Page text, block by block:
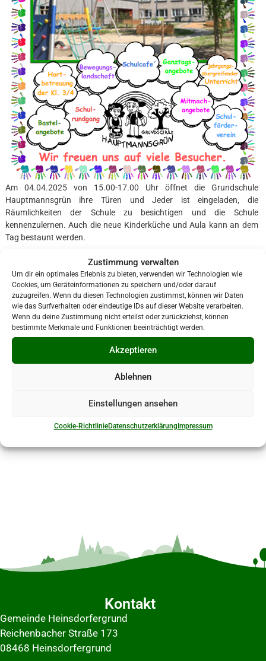
Zustimmung verwalten
Um dir ein optimales Erlebnis zu bieten, verwenden wir Technologien wie
Cookies, um Geräteinformationen zu speichern und/oder darauf
zuzugreifen. Wenn du diesen Technologien zustimmst, können wir Daten
wie das Surfverhalten oder eindeutige IDs auf dieser Website verarbeiten.
Wenn du deine Zustimmung nicht erteilst oder zurückziehst, können
bestimmte Merkmale und Funktionen beeinträchtigt werden.
Akzeptieren
Ablehnen
Einstellungen ansehen
Cookie-RichtlinieDatenschutzerklärungImpressum
Am 04.04.2025 von 15.00-17.00 Uhr öffnet die Grundschule
Hauptmannsgrün ihre Türen und Jeder ist eingeladen, die
Räumlichkeiten der Schule zu besichtigen und die Schule
kennenzulernen. Auch die neue Kinderküche und Aula kann an dem
Tag bestaunt werden.
Voriger Nächster
Veranstaltung teilen:
Kontakt
Gemeinde Heinsdorfergrund
Reichenbacher Straße 173
08468 Heinsdorfergrund